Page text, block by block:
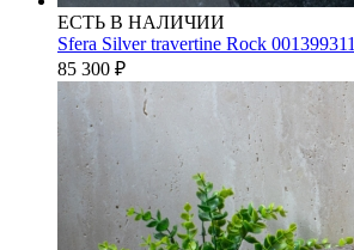
ЕСТЬ В НАЛИЧИИ
Sfera Silver travertine Rock 001399311
85 300 ₽